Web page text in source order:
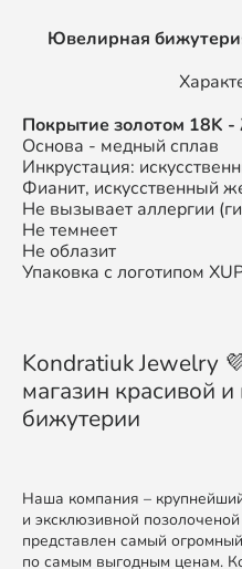
Ювелирная
Покрытие золотом 18K -
Основа - медный сплав
Инкрустация:
Фианит, искусственный
Не вызывает аллергии
Не темнеет
Не облазит
Упаковка с логотипом
Kondratiuk Jewelry
магазин красивой и
бижутерии
Наша компания –
и эксклюзивной
представлен самый
по самым выгодным ценам.